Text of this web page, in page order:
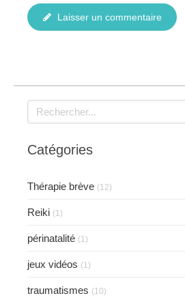
Laisser un commentaire
Rechercher
Catégories
Thérapie brève (12)
Reiki (1)
périnatalité (1)
jeux vidéos (1)
traumatismes (10)